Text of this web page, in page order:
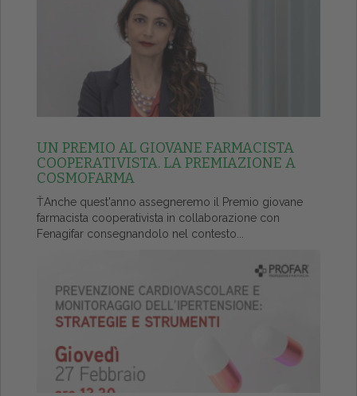
UN PREMIO AL GIOVANE FARMACISTA
COOPERATIVISTA. LA PREMIAZIONE A
COSMOFARMA
ŤAnche quest'anno assegneremo il Premio giovane
farmacista cooperativista in collaborazione con
Fenagifar consegnandolo nel contesto...